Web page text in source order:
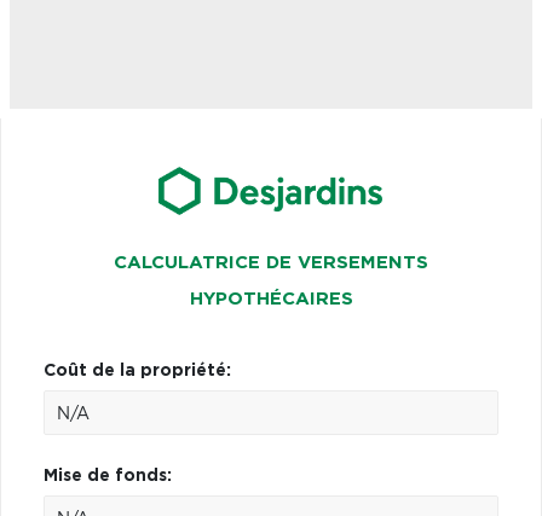
CALCULATRICE DE VERSEMENTS
HYPOTHÉCAIRES
Coût de la propriété:
Mise de fonds: